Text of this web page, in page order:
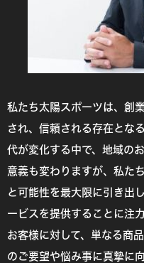
私たち太陽スポーツは、創
され、信頼される存在とな
代が変化する中で、地域の
意義も変わりますが、私た
と可能性を最大限に引き出
ービスを提供することに注力
お客様に対して、単なる商
のご要望や悩み事に真摯に